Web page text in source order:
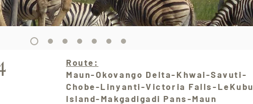
Route:
Maun-Okovango Delta-Khwai-Savuti-
Chobe-Linyanti-Victoria Falls-LeKubu
Island-Makgadigadi Pans-Maun